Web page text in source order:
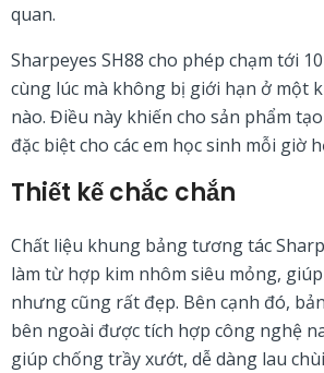
quan.
Sharpeyes SH88 cho phép chạm tới
cùng lúc mà không bị giới hạn ở một
nào. Điều này khiến cho sản phẩm
đặc biệt cho các em học sinh mỗi giờ
Thiết kế chắc chắn
Chất liệu khung bảng tương tác
làm từ hợp kim nhôm siêu mỏng,
nhưng cũng rất đẹp. Bên cạnh đó,
bên ngoài được tích hợp công nghệ
giúp chống trầy xướt, dễ dàng lau